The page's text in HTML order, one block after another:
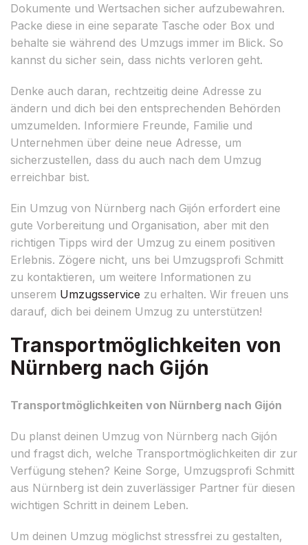
Dokumente und Wertsachen sicher aufzubewahren.
Packe diese in eine separate Tasche oder Box und
behalte sie während des Umzugs immer im Blick. So
kannst du sicher sein, dass nichts verloren geht.
Denke auch daran, rechtzeitig deine Adresse zu
ändern und dich bei den entsprechenden Behörden
umzumelden. Informiere Freunde, Familie und
Unternehmen über deine neue Adresse, um
sicherzustellen, dass du auch nach dem Umzug
erreichbar bist.
Ein Umzug von Nürnberg nach Gijón erfordert eine
gute Vorbereitung und Organisation, aber mit den
richtigen Tipps wird der Umzug zu einem positiven
Erlebnis. Zögere nicht, uns bei Umzugsprofi Schmitt
zu kontaktieren, um weitere Informationen zu
unserem Umzugsservice zu erhalten. Wir freuen uns
darauf, dich bei deinem Umzug zu unterstützen!
Transportmöglichkeiten von
Nürnberg nach Gijón
Transportmöglichkeiten von Nürnberg nach Gijón
Du planst deinen Umzug von Nürnberg nach Gijón
und fragst dich, welche Transportmöglichkeiten dir zur
Verfügung stehen? Keine Sorge, Umzugsprofi Schmitt
aus Nürnberg ist dein zuverlässiger Partner für diesen
wichtigen Schritt in deinem Leben.
Um deinen Umzug möglichst stressfrei zu gestalten,